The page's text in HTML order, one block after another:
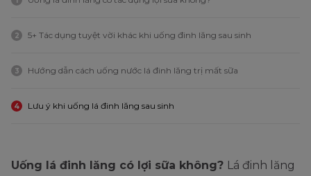
2 5+ Tác dụng tuyệt vời khác khi uống đinh lăng sau sinh
3 Hướng dẫn cách uống nước lá đinh lăng trị mất sữa
4 Lưu ý khi uống lá đinh lăng sau sinh
Uống lá đinh lăng có lợi sữa không? Lá đinh lăng